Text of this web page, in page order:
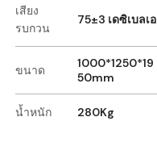
เสียง
รบกวน
75±3 เดซิเบลเอ
ขนาด
1000*1250*19
50mm
น้ำหนัก 280Kg